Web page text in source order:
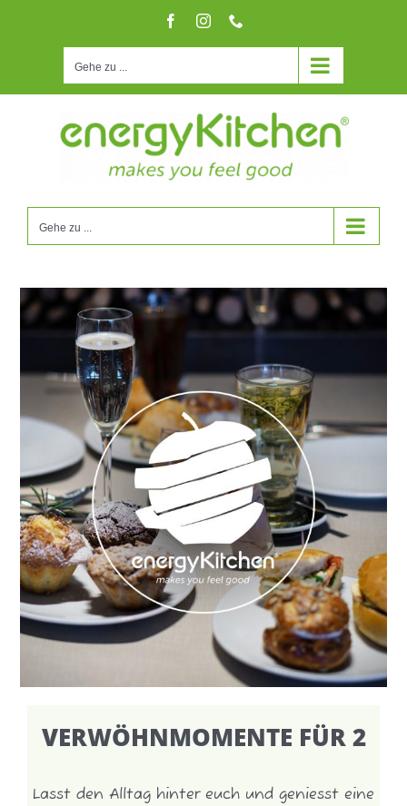
FacebookInstagram
Gehe zu ...
Gehe zu ...
VERWÖHNMOMENTE FÜR 2
Lasst den Alltag hinter euch und geniesst eine